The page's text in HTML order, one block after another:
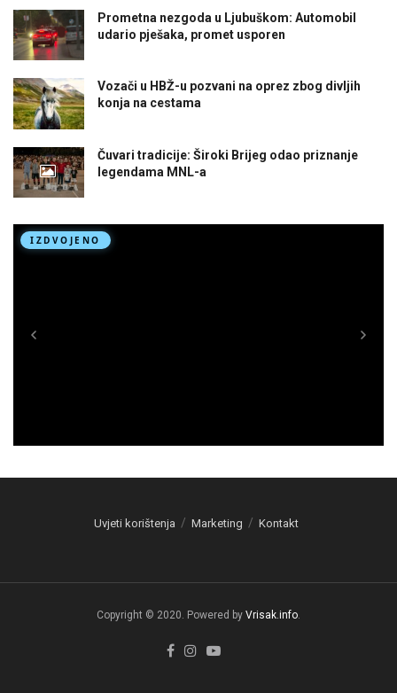
Prometna nezgoda u Ljubuškom: Automobil
udario pješaka, promet usporen
Vozači u HBŽ-u pozvani na oprez zbog divljih
konja na cestama
Čuvari tradicije: Široki Brijeg odao priznanje
legendama MNL-a
Uvjeti korištenja Marketing Kontakt
Copyright © 2020. Powered by Vrisak.info.